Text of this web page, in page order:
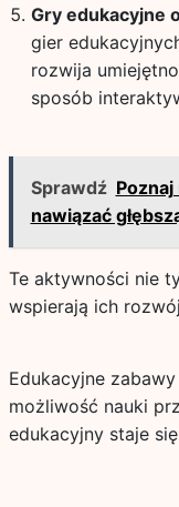
Gry edukacyjne
gier
rozwija
sposób
Sprawdź
nawiązać
Te aktywności nie
wspierają ich
Edukacyjne
możliwość nauki
edukacyjny staje